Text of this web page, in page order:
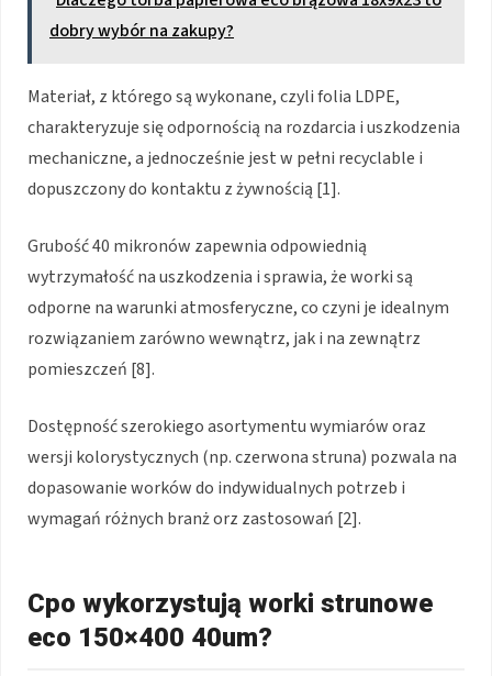
dobry wybór na zakupy?
Materiał, z którego są wykonane, czyli folia LDPE,
charakteryzuje się odpornością na rozdarcia i uszkodzenia
mechaniczne, a jednocześnie jest w pełni recyclable i
dopuszczony do kontaktu z żywnością [1].
Grubość 40 mikronów zapewnia odpowiednią
wytrzymałość na uszkodzenia i sprawia, że worki są
odporne na warunki atmosferyczne, co czyni je idealnym
rozwiązaniem zarówno wewnątrz, jak i na zewnątrz
pomieszczeń [8].
Dostępność szerokiego asortymentu wymiarów oraz
wersji kolorystycznych (np. czerwona struna) pozwala na
dopasowanie worków do indywidualnych potrzeb i
wymagań różnych branż orz zastosowań [2].
Cpo wykorzystują worki strunowe
eco 150×400 40um?